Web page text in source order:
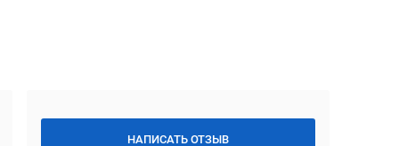
НАПИСАТЬ ОТЗЫВ